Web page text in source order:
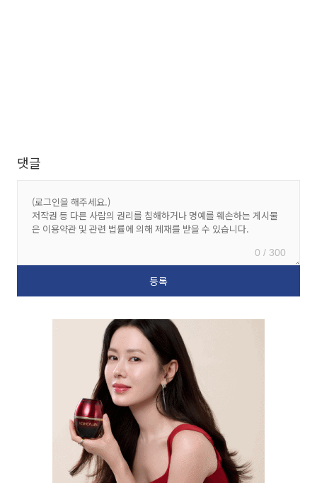
댓글
0 / 300